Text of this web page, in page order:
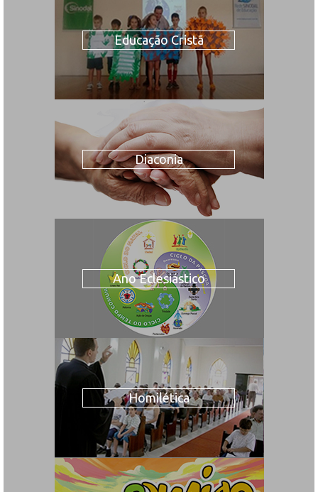
Educação Cristã
Diaconia
Ano Eclesiástico
Homilética